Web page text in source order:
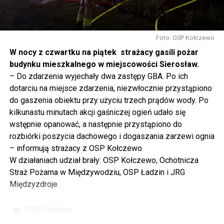
się tutaj nie kończy, Polska się tutaj zaczyna.
Gdyby nie determinacja rządu Prawa i Sprawiedliwości,
to tunel pod Świną do dzisiaj byłby w sferze
projektowania i dyskusji. Ważny tutaj był wkład
samorządu, ale to rząd PiS podjął w tej sprawie
najważniejsze decyzje. Powstał dzięki ogromnej
determinacji rządu najpierw Pani Premier Beaty Szydło,
a następnie Pana Premiera Mateusza Morawieckiego.
Chciałbym podziękować Panu Premierowi za to jak
osobiście pilnował powstania tej inwestycji. Cieszymy
się, że turyści również korzystają z tunelu, cieszymy się,
że wśród tych 4 milionów samochodów, które
przejechały już otwartym tunelem w Świnoujściu,
przyjechało tutaj do nas tak wielu turystów z zagranicy
– powiedział Wiceprezes PiS Joachim Brudziński w
Foto: OSP Kołczewo
W nocy z czwartku na piątek strażacy gasili pożar
budynku mieszkalnego w miejscowości Sierosław.
– Do zdarzenia wyjechały dwa zastępy GBA. Po ich
dotarciu na miejsce zdarzenia, niezwłocznie przystąpiono
do gaszenia obiektu przy użyciu trzech prądów wody. Po
kilkunastu minutach akcji gaśniczej ogień udało się
wstępnie opanować, a następnie przystąpiono do
rozbiórki poszycia dachowego i dogaszania zarzewi ognia
– informują strażacy z OSP Kołczewo.
W działaniach udział brały: OSP Kołczewo, Ochotnicza
Straż Pożarna w Międzywodziu, OSP Ładzin i JRG
Międzyzdroje.